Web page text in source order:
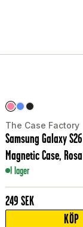
The Case Factory
Samsung Galaxy
Magnetic Case, Rosa
I lager
249 SEK
KÖP